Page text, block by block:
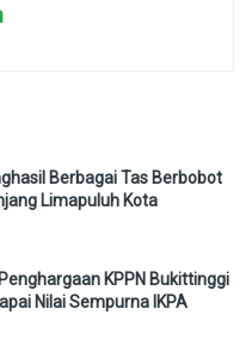
Berbagai Tas Berbobot
Limapuluh Kota
KPPN Bukittinggi
Nilai Sempurna IKPA